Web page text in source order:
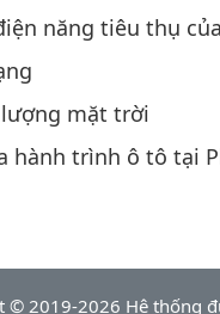
năng tiêu thụ
mặt trời
hành trình ô tô tại
© 2019-2026 Hệ thống